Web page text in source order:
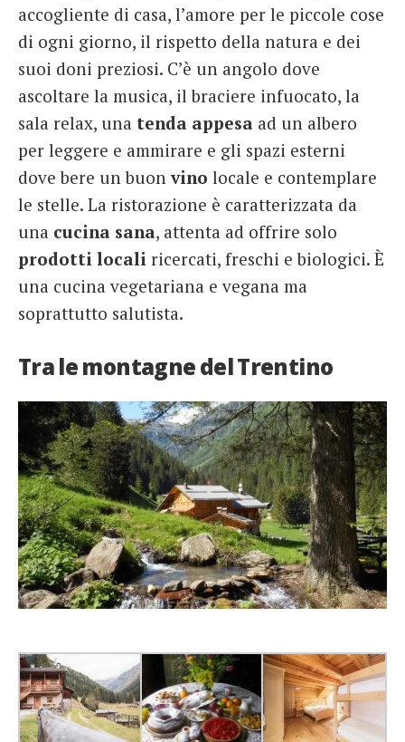
accogliente di casa, l’amore per le piccole cose
di ogni giorno, il rispetto della natura e dei
suoi doni preziosi. C’è un angolo dove
ascoltare la musica, il braciere infuocato, la
sala relax, una tenda appesa ad un albero
per leggere e ammirare e gli spazi esterni
dove bere un buonvino locale e contemplare
le stelle. La ristorazione è caratterizzata da
una cucina sana, attenta ad offrire solo
prodotti locali ricercati, freschi e biologici. È
una cucina vegetariana e vegana ma
soprattutto salutista.
Tra le montagne del Trentino